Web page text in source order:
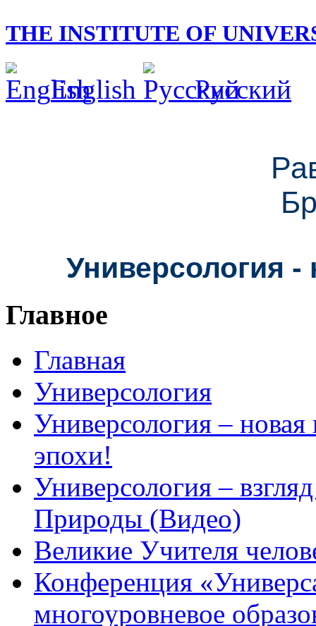
THE INSTITUTE OF
English Русский
Универсология -
Главное
Главная
Универсология
Универсология –
эпохи!
Универсология –
Природы (Видео)
Великие Учителя
Конференция
многоуровневое